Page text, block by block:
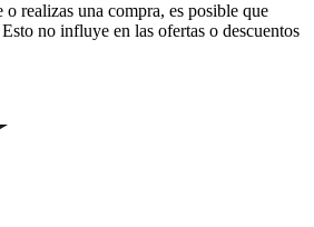
o realizas una compra, es posible que
no influye en las ofertas o descuentos